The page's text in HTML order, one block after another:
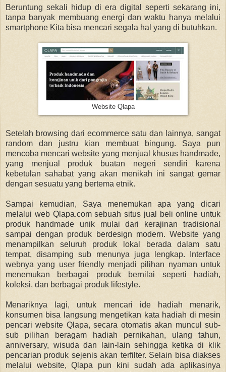
Beruntung sekali hidup di era digital seperti sekarang ini,
tanpa banyak membuang energi dan waktu hanya melalui
smartphone Kita bisa mencari segala hal yang di butuhkan.
Website Qlapa
Setelah browsing dari ecommerce satu dan lainnya, sangat
random dan justru kian membuat bingung. Saya pun
mencoba mencari website yang menjual khusus handmade,
yang menjual produk buatan negeri sendiri karena
kebetulan sahabat yang akan menikah ini sangat gemar
dengan sesuatu yang bertema etnik.
Sampai kemudian, Saya menemukan apa yang dicari
melalui web Qlapa.com sebuah situs jual beli online untuk
produk handmade unik mulai dari kerajinan tradisional
sampai dengan produk berdesign modern. Website yang
menampilkan seluruh produk lokal berada dalam satu
tempat, disamping sub menunya juga lengkap. Interface
webnya yang user friendly menjadi pilihan nyaman untuk
menemukan berbagai produk bernilai seperti hadiah,
koleksi, dan berbagai produk lifestyle.
Menariknya lagi, untuk mencari ide hadiah menarik,
konsumen bisa langsung mengetikan kata hadiah di mesin
pencari website Qlapa, secara otomatis akan muncul sub-
sub pilihan beragam hadiah pernikahan, ulang tahun,
anniversary, wisuda dan lain-lain sehingga ketika di klik
pencarian produk sejenis akan terfilter. Selain bisa diakses
melalui website, Qlapa pun kini sudah ada aplikasinya